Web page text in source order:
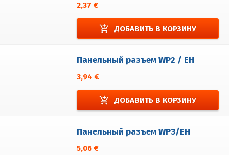
2,37 €
add_shopping_cart ДОБАВИТЬ В КОРЗИНУ
Панельный разъем WP2 / EH
3,94 €
add_shopping_cart ДОБАВИТЬ В КОРЗИНУ
Панельный разъем WP3/EH
5,06 €